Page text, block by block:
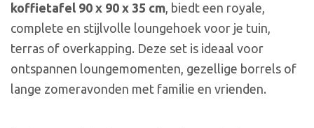
koffietafel 90 x 90 x 35 cm, biedt een royale,
complete en stijlvolle loungehoek voor je tuin,
terras of overkapping. Deze set is ideaal voor
ontspannen loungemomenten, gezellige borrels of
lange zomeravonden met familie en vrienden.